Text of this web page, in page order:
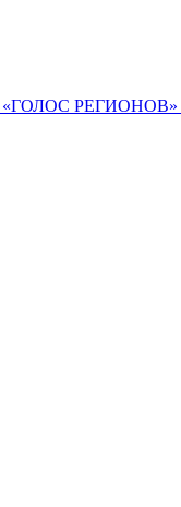
РЕГИОНОВ»